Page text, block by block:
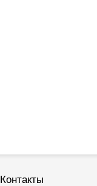
Контакты